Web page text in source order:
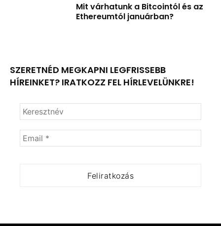
Mit várhatunk a Bitcointól és az
Ethereumtól januárban?
SZERETNÉD MEGKAPNI LEGFRISSEBB
HÍREINKET? IRATKOZZ FEL HÍRLEVELÜNKRE!